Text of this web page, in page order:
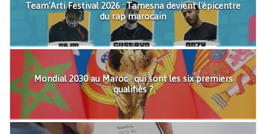
Team'Arti Festival 2026 : Tamesna devient l'épicentre
du rap marocain
Mondial 2030 au Maroc : qui sont les six premiers
qualifiés ?